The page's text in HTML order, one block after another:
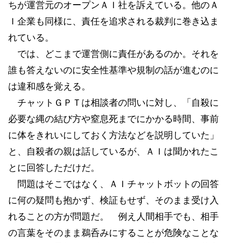
ちが運営元のオープンＡＩ社を訴えている。他のＡ
Ｉ企業も同様に、責任を追求される裁判に巻き込ま
れている。
では、どこまで運営側に責任があるのか。それを
誰も答えないのに安全性基準や規制の話が進むのに
は違和感を覚える。
チャットＧＰＴは相談者の問いに対し、「自殺に
必要な縄の結び方や窒息死までにかかる時間、事前
に体をきれいにしておく方法などを説明していた」
と、自殺者の親は話しているが、ＡＩは聞かれたこ
とに回答しただけだ。
問題はそこではなく、ＡＩチャットボットの回答
に何の疑問も抱かず、検証もせず、そのまま受け入
れることの方が問題だ。 例え人間相手でも、相手
の言葉をそのまま鵜呑みにすることが危険なことな